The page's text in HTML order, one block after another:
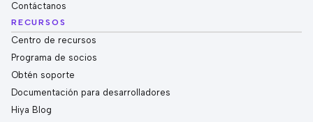
Contáctanos
RECURSOS
Centro de recursos
Programa de socios
Obtén soporte
Documentación para desarrolladores
Hiya Blog